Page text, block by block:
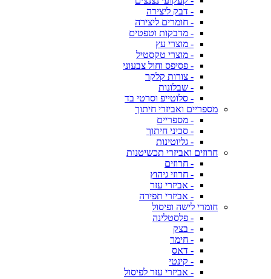
- דבק ליצירה
- חומרים ליצירה
- מדבקות וטפטים
- מוצרי עץ
- מוצרי טקסטיל
- פסיפס וחול צבעוני
- צורות קלקר
- שבלונות
- סלוטייפ וסרטי בד
מספריים ואביזרי חיתוך
- מספריים
- סכיני חיתוך
- גליוטינות
חרוזים ואביזרי תכשיטנות
- חרוזים
- חרוזי גיהוץ
- אביזרי עזר
- אביזרי תפירה
חומרי לישה ופיסול
- פלסטלינה
- בצק
- חימר
- דאס
- קינטי
- אביזרי עזר לפיסול